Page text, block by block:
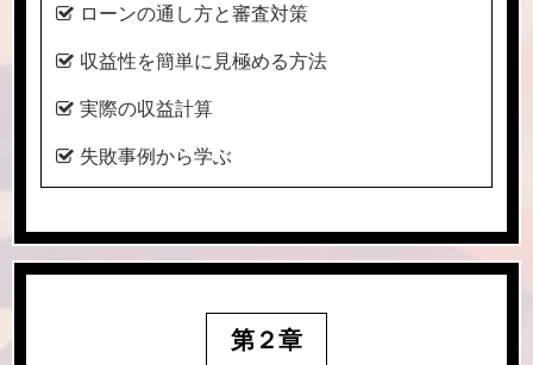
ローンの通し方と審査対策
収益性を簡単に見極める方法
実際の収益計算
失敗事例から学ぶ
第２章